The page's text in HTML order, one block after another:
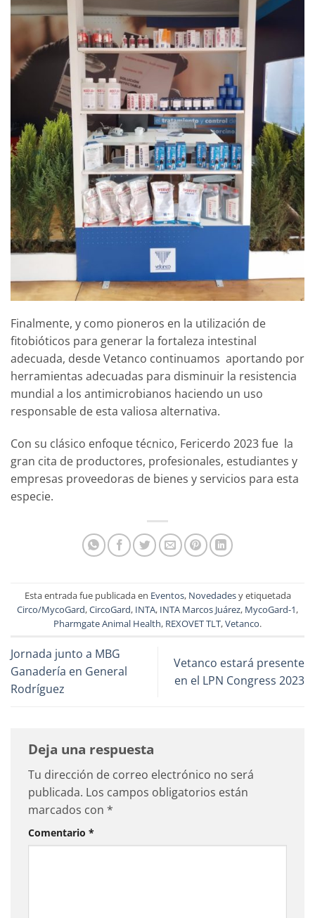
Finalmente, y como pioneros en la utilización de
fitobióticos para generar la fortaleza intestinal
adecuada, desde Vetanco continuamos aportando por
herramientas adecuadas para disminuir la resistencia
mundial a los antimicrobianos haciendo un uso
responsable de esta valiosa alternativa.
Con su clásico enfoque técnico, Fericerdo 2023 fue la
gran cita de productores, profesionales, estudiantes y
empresas proveedoras de bienes y servicios para esta
especie.
Esta entrada fue publicada en Eventos, Novedadesy etiquetada
Circo/MycoGard,CircoGard, INTA, INTA Marcos Juárez, MycoGard-1,
Pharmgate Animal Health, REXOVET TLT,Vetanco.
Jornada junto a MBG
Ganadería en General
Rodríguez
Vetanco estará presente
en el LPN Congress 2023
Deja una respuesta
Tu dirección de correo electrónico no será
publicada. Los campos obligatorios están
marcados con *
Comentario *